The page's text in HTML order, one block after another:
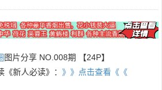
图片分享 NO.008期 【24P】
新人必读》： 》》点击查看《《